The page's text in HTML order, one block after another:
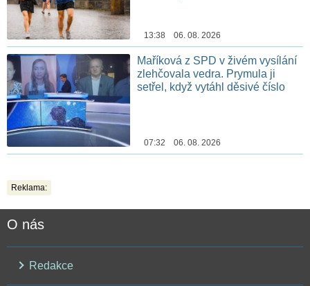
13:38 06. 08. 2026
Maříková z SPD v živém vysílání
zlehčovala vedra. Prymula ji
setřel, když vytáhl děsivé číslo
07:32 06. 08. 2026
Reklama:
O nás
Redakce